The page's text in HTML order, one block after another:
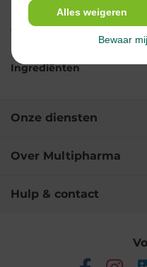
Gebruik
Ingrediënten
Onze diensten
Over Multipharma
Hulp & contact
Alles weigeren
Bewaar